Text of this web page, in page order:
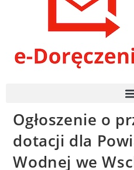
Ogłoszenie o
dotacji dla
Wodnej we